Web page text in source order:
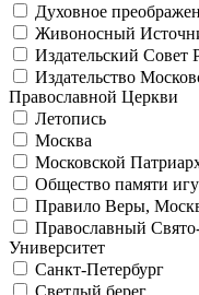
Духовное
Живоносный
Издательский Совет
Издательство
Православной Церкви
Летопись
Москва
Московской
Общество памяти
Правило Веры,
Православный
Университет
Санкт-Петербург
Светлый берег